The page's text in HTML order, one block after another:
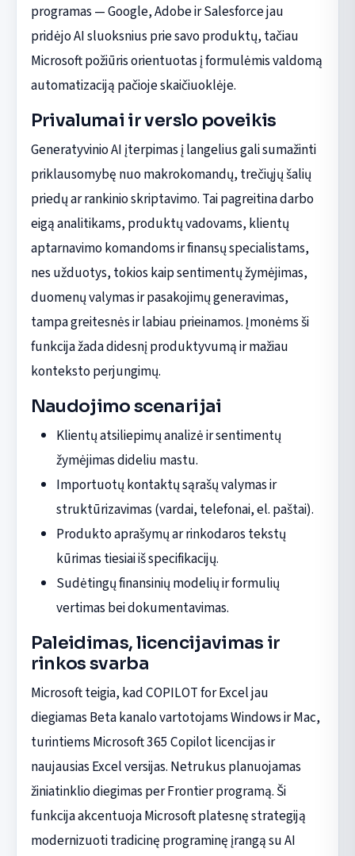
programas — Google, Adobe ir Salesforce jau
pridėjo AI sluoksnius prie savo produktų, tačiau
Microsoft požiūris orientuotas į formulėmis valdomą
automatizaciją pačioje skaičiuoklėje.
Privalumai ir verslo poveikis
Generatyvinio AI įterpimas į langelius gali sumažinti
priklausomybę nuo makrokomandų, trečiųjų šalių
priedų ar rankinio skriptavimo. Tai pagreitina darbo
eigą analitikams, produktų vadovams, klientų
aptarnavimo komandoms ir finansų specialistams,
nes užduotys, tokios kaip sentimentų žymėjimas,
duomenų valymas ir pasakojimų generavimas,
tampa greitesnės ir labiau prieinamos. Įmonėms ši
funkcija žada didesnį produktyvumą ir mažiau
konteksto perjungimų.
Naudojimo scenarijai
Klientų atsiliepimų analizė ir sentimentų
žymėjimas dideliu mastu.
Importuotų kontaktų sąrašų valymas ir
struktūrizavimas (vardai, telefonai, el. paštai).
Produkto aprašymų ar rinkodaros tekstų
kūrimas tiesiai iš specifikacijų.
Sudėtingų finansinių modelių ir formulių
vertimas bei dokumentavimas.
Paleidimas, licencijavimas ir
rinkos svarba
Microsoft teigia, kad COPILOT for Excel jau
diegiamas Beta kanalo vartotojams Windows ir Mac,
turintiems Microsoft 365 Copilot licencijas ir
naujausias Excel versijas. Netrukus planuojamas
žiniatinklio diegimas per Frontier programą. Ši
funkcija akcentuoja Microsoft platesnę strategiją
modernizuoti tradicinę programinę įrangą su AI